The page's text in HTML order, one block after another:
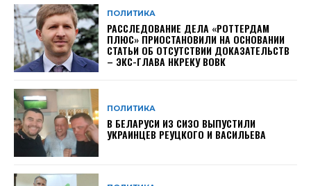
ПОЛИТИКА
РАССЛЕДОВАНИЕ ДЕЛА «РОТТЕРДАМ
ПЛЮС» ПРИОСТАНОВИЛИ НА ОСНОВАНИИ
СТАТЬИ ОБ ОТСУТСТВИИ ДОКАЗАТЕЛЬСТВ
– ЭКС-ГЛАВА НКРЕКУ ВОВК
ПОЛИТИКА
В БЕЛАРУСИ ИЗ СИЗО ВЫПУСТИЛИ
УКРАИНЦЕВ РЕУЦКОГО И ВАСИЛЬЕВА